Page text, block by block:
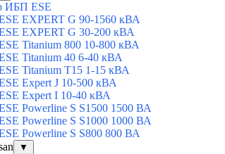
ИБП ESE
EXPERT G 90-1560 кВА
EXPERT G 30-200 кВА
Titanium 800 10-800 кВА
Titanium 40 6-40 кВА
Titanium T15 1-15 кВА
Expert J 10-500 кВА
Expert I 10-40 кВА
Powerline S S1500 1500 ВА
Powerline S S1000 1000 ВА
Powerline S S800 800 ВА
▼